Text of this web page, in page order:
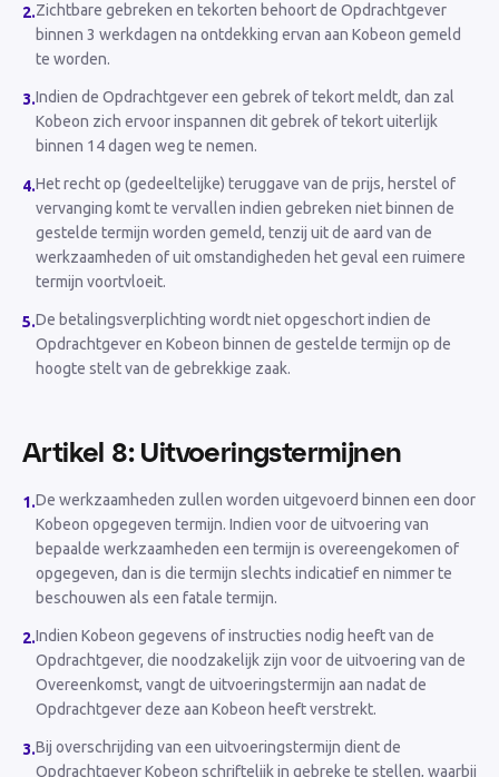
2.Zichtbare gebreken en tekorten behoort de Opdrachtgever
binnen 3 werkdagen na ontdekking ervan aan Kobeon gemeld
te worden.
3.Indien de Opdrachtgever een gebrek of tekort meldt, dan zal
Kobeon zich ervoor inspannen dit gebrek of tekort uiterlijk
binnen 14 dagen weg te nemen.
4.Het recht op (gedeeltelijke) teruggave van de prijs, herstel of
vervanging komt te vervallen indien gebreken niet binnen de
gestelde termijn worden gemeld, tenzij uit de aard van de
werkzaamheden of uit omstandigheden het geval een ruimere
termijn voortvloeit.
5.De betalingsverplichting wordt niet opgeschort indien de
Opdrachtgever en Kobeon binnen de gestelde termijn op de
hoogte stelt van de gebrekkige zaak.
Artikel 8: Uitvoeringstermijnen
1.De werkzaamheden zullen worden uitgevoerd binnen een door
Kobeon opgegeven termijn. Indien voor de uitvoering van
bepaalde werkzaamheden een termijn is overeengekomen of
opgegeven, dan is die termijn slechts indicatief en nimmer te
beschouwen als een fatale termijn.
2.Indien Kobeon gegevens of instructies nodig heeft van de
Opdrachtgever, die noodzakelijk zijn voor de uitvoering van de
Overeenkomst, vangt de uitvoeringstermijn aan nadat de
Opdrachtgever deze aan Kobeon heeft verstrekt.
3.Bij overschrijding van een uitvoeringstermijn dient de
Opdrachtgever Kobeon schriftelijk in gebreke te stellen, waarbij